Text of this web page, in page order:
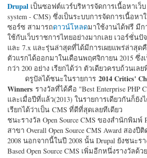
Drupal เป็นซอฟต์แวร์บริหารจัดการเนื้อหาเว็บ
system - CMS) ซึ่งเป็นระบบการจัดการเนื้อห
ซอร์ซ สามารถดาวน์โหลดมาใช้งานได้ฟรี มี
ใช้กับเว็บราชการไทยอย่างมากเลย เวอร์ชั่น
และ 7.x และรุ่นล่าสุดที่ได้มีการเผยแพร่ล่าสุดคื
ตัวแรกได้ออกมาในเดือนพฤศจิกายน 2015 ซึ่
กว่า 200 อย่าง เรียกได้ว่า ตัวเดียวครบถ้วนเล
ดรูปัลได้ชนะในรายการ 2014 Critics'
Winners รางวัลที่ได้คือ "Best Enterprise PHP
และเมื่อปีที่แล้ว(2013) ในรายการเดียวกันก็ยัง
เรียกได้ว่าเป็น CMS ที่ดีที่สุดเลยทีเดียว
ชนะรางวัล Open Source CMS ของสำนักพิมพ์
สาขา Overall Open Source CMS Award สอง
2008 นอกจากนี้ในปี 2008 นั้น Drupal ยังชนะร
Based Open Source CMS เพิ่มอีกหนึ่งรางวัลด้วย